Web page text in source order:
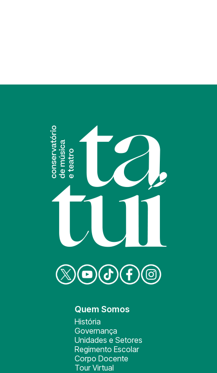
Quem Somos
História
Governança
Unidades e Setores
Regimento Escolar
Corpo Docente
Tour Virtual